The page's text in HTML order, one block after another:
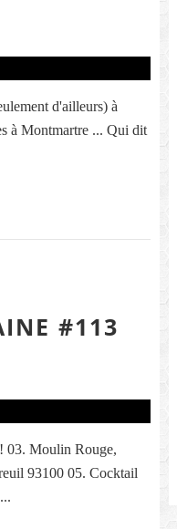
d'ailleurs) à
à Montmartre ... Qui dit
#113
03. Moulin Rouge,
93100 05. Cocktail